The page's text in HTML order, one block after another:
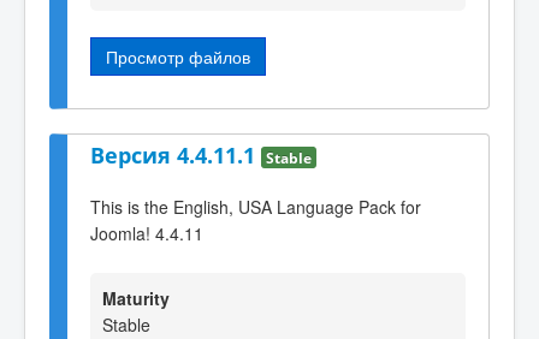
Просмотр файлов
Версия 4.4.11.1 Stable
This is the English, USA Language Pack for
Joomla! 4.4.11
Maturity
Stable